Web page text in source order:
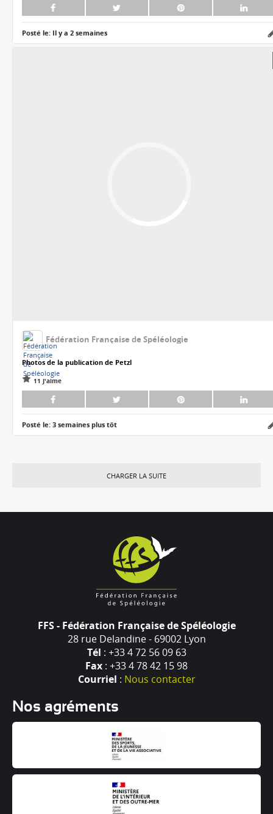
Posté le:Il y a 2 semaines
Photos de la publication de Petzl
11 J'aime
Posté le:3 semaines plus tôt
FFS - Fédération Française de Spéléologie
28 rue Delandine - 69002 Lyon
Tél : +33 4 72 56 09 63
Fax : +33 4 78 42 15 98
Courriel : Nous contacter
Nos agréments